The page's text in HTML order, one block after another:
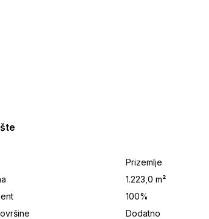
Prizemlje
1.223,0 m²
100%
Dodatno